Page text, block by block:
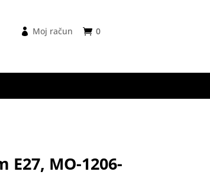
0
Moj račun
E27, MO-1206-